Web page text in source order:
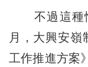
不過這種情
月，大興安嶺
工作推進方案